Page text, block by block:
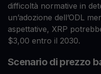
difficoltà normative in
un’adozione dell’ODL
aspettative, XRP
$3,00 entro il 2030.
Scenario di prezzo